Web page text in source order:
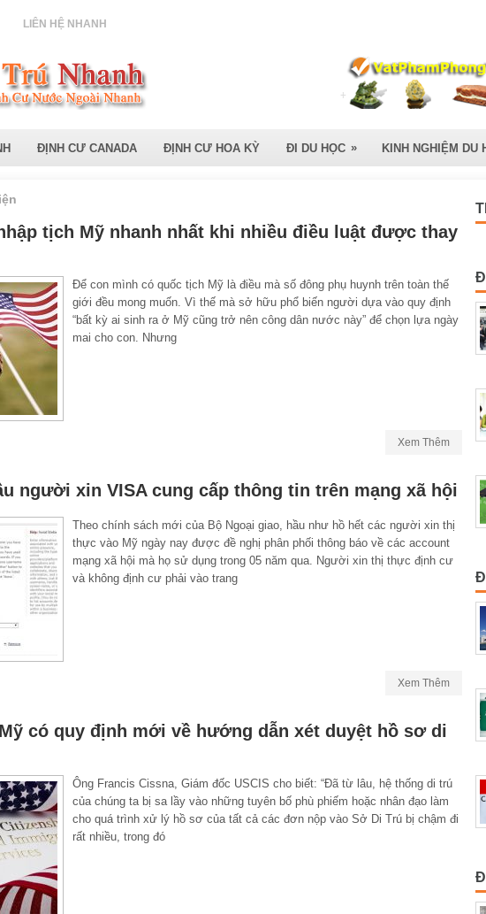
LIÊN HỆ NHANH
ĐỊNH CƯ CANADA ĐỊNH CƯ HOA KỲ ĐI DU HỌC » KINH NGHIỆM DU
tịch Mỹ nhanh nhất khi nhiều điều luật được thay
Để con mình có quốc tịch Mỹ là điều mà số đông phụ huynh trên toàn thế
giới đều mong muốn. Vì thế mà sở hữu phổ biến người dựa vào quy định
“bất kỳ ai sinh ra ở Mỹ cũng trở nên công dân nước này” để chọn lựa ngày
mai cho con. Nhưng
Xem Thêm
người xin VISA cung cấp thông tin trên mạng xã hội
Theo chính sách mới của Bộ Ngoại giao, hầu như hồ hết các người xin thị
thực vào Mỹ ngày nay được đề nghị phân phối thông báo về các account
mạng xã hội mà họ sử dụng trong 05 năm qua. Người xin thị thực định cư
và không định cư phải vào trang
Xem Thêm
có quy định mới về hướng dẫn xét duyệt hồ sơ di
Ông Francis Cissna, Giám đốc USCIS cho biết: “Đã từ lâu, hệ thống di trú
của chúng ta bị sa lầy vào những tuyên bố phù phiếm hoặc nhân đạo làm
cho quá trình xử lý hồ sơ của tất cả các đơn nộp vào Sở Di Trú bị chậm đi
rất nhiều, trong đó